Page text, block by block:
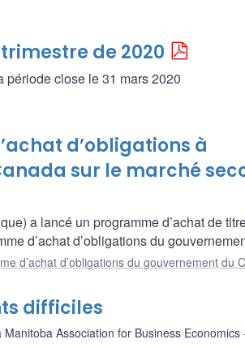
de 2020
période close le 31 mars 2020
d’obligations à
sur le marché
a lancé un programme d’achat de
d’achat d’obligations du
d’achat d’obligations du gouvernement du
difficiles
Association for Business Economics